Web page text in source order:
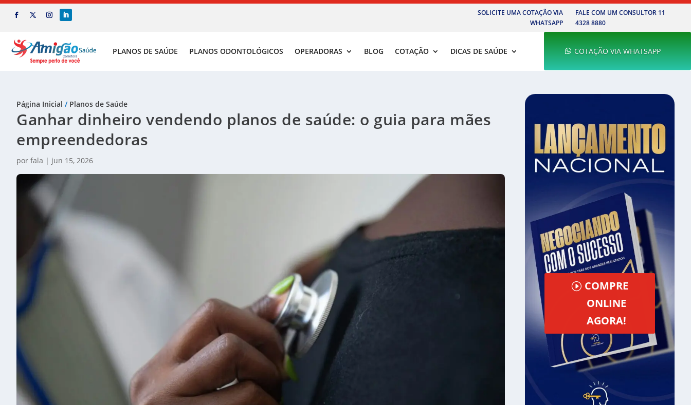
SOLICITE UMA COTAÇÃO VIA
WHATSAPP
FALE COM UM CONSULTOR 11
4328 8880
PLANOS DE SAÚDE PLANOS ODONTOLÓGICOS OPERADORAS BLOG COTAÇÃO DICAS DE SAÚDE COTAÇÃO VIA WHATSAPP
Página Inicial / Planos de Saúde
Ganhar dinheiro vendendo planos de saúde: o guia para mães
empreendedoras
por fala | jun 15, 2026
COMPRE
ONLINE
AGORA!